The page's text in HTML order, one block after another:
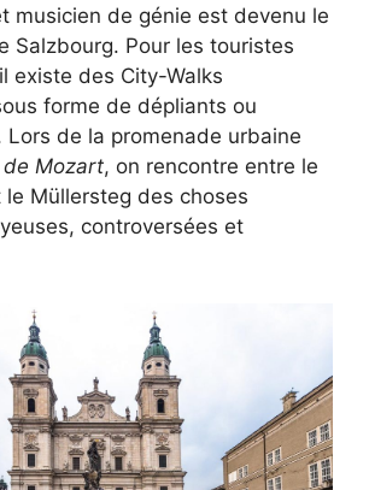
musicien de génie est devenu le
Salzbourg. Pour les touristes
il existe des City-Walks
forme de dépliants ou
Lors de la promenade urbaine
Mozart, on rencontre entre le
Müllersteg des choses
controversées et